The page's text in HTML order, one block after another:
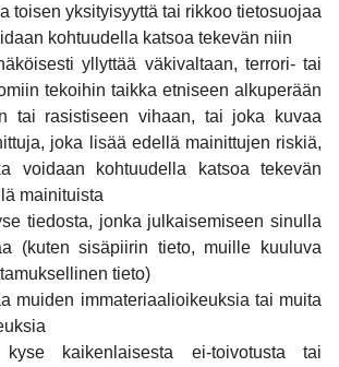
toisen yksityisyyttä tai rikkoo tietosuojaa
kohtuudella katsoa tekevän niin
yllyttää väkivaltaan, terrori- tai
tekoihin taikka etniseen alkuperään
tai rasistiseen vihaan, tai joka kuvaa
joka lisää edellä mainittujen riskiä,
voidaan kohtuudella katsoa tekevän
mainituista
tiedosta, jonka julkaisemiseen sinulla
(kuten sisäpiirin tieto, muille kuuluva
tieto)
muiden immateriaalioikeuksia tai muita
kaikenlaisesta ei-toivotusta tai